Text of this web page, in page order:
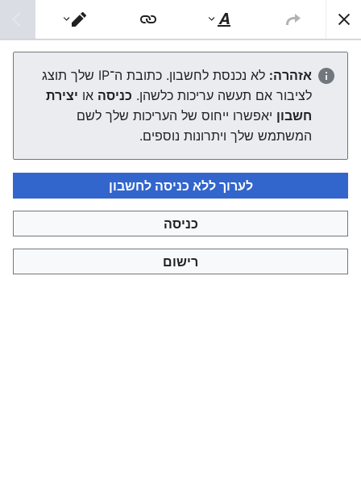
צפונות ויקי
רבי אברהם שניאור
העורך ייטען עכשיו. אם ההודעה הזאת עדיין מוצגת לאחר כמה
שניות, אפשרלטעון את הדף מחדש.
מדיניות פרטיות תצוגת מחשבים
סגנוּן
טקסט
מעבר
עורך
אזהרה:
לא נכנסת לחשבון. כתובת ה־IP שלך תוצג
לציבור אם תעשה עריכות כלשהן. כניסה או יצירת
חשבון יאפשרו ייחוס של העריכות שלך לשם
המשתמש שלך ויתרונות נוספים.
לערוך ללא כניסה לחשבון
כניסה
רישום